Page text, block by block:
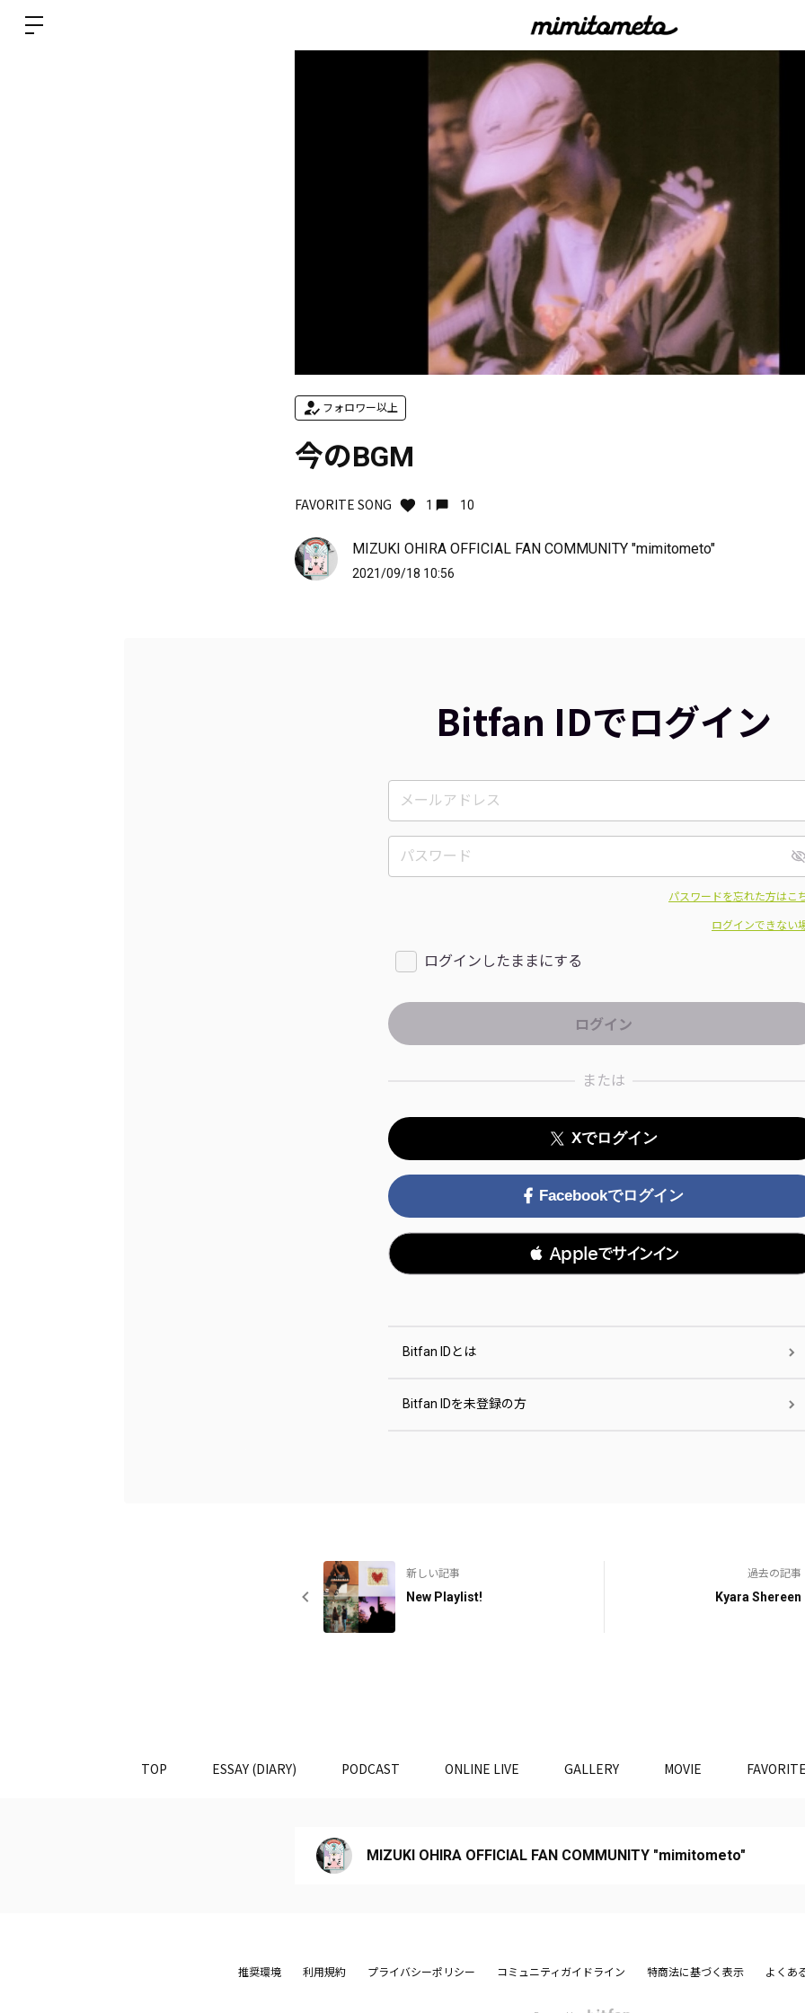
フォロワー以上
今のBGM
FAVORITE SONG 1 10
MIZUKI OHIRA OFFICIAL FAN COMMUNITY "mimitometo"
2021/09/18 10:56
Bitfan IDでログイン
パスワードを忘れた方はこ
ログインできない
ログインしたままにする
または
Xでログイン
Facebookでログイン
 Appleでサインイン
Bitfan IDとは
Bitfan IDを未登録の方
新しい記事
New Playlist!
過去の記事
Kyara Shereen
TOP ESSAY (DIARY) PODCAST ONLINE LIVE GALLERY MOVIE
MIZUKI OHIRA OFFICIAL FAN COMMUNITY "mimitometo"
推奨環境 利用規約 プライバシーポリシー コミュニティガイドライン 特商法に基づく表示 よくあ